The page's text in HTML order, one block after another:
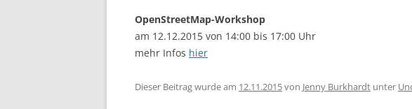
OpenStreetMap-Workshop
am 12.12.2015 von 14:00 bis 17:00 Uhr
mehr Infos hier
Dieser Beitrag wurde am 12.11.2015von Jenny Burkhardt unter